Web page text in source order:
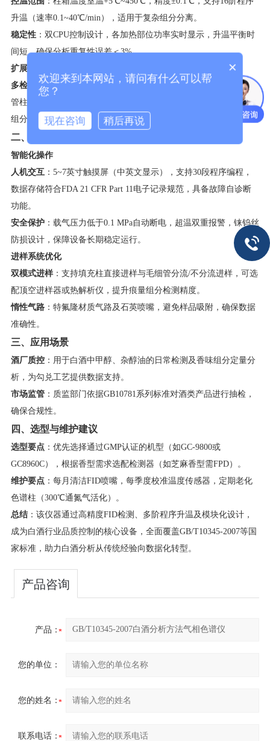
升温（速率0.1~40℃/min），适用于复杂组分分离。
​稳定性​​：双CPU控制设计，各加热部位功率实时显示，升温平衡时
间短，确保分析重复性误差＜3%。
​扩展性​
​多检测器配置​​：可同时安装FID、TCD、FPD等检测器，支持毛细
管柱与填充柱并联分析，适配芝麻香型白酒的3-甲硫基丙醇等特征
组分检测。
​二、关键技术特点​
​智能化操作​
​人机交互​​：5~7英寸触摸屏（中英文显示），支持30段程序编程，
数据存储符合FDA 21 CFR Part 11电子记录规范，具备故障自诊断
功能。
​安全保护​​：载气压力低于0.1 MPa自动断电，超温双重报警，铼钨丝
防损设计，保障设备长期稳定运行。
​进样系统优化​
​双模式进样​​：支持填充柱直接进样与毛细管分流/不分流进样，可选
配顶空进样器或热解析仪，提升痕量组分检测精度。
​惰性气路​​：特氟隆材质气路及石英喷嘴，避免样品吸附，确保数据
准确性。
​三、应用场景​
​酒厂质控​​：用于白酒中甲醇、杂醇油的日常检测及香味组分定量分
析，为勾兑工艺提供数据支持。
​市场监管​​：质监部门依据GB10781系列标准对酒类产品进行抽检，
确保合规性。
​四、选型与维护建议​
​选型要点​​：优先选择通过GMP认证的机型（如GC-9800或
GC8960C），根据香型需求选配检测器（如芝麻香型需FPD）。
​维护要点​​：每月清洁FID喷嘴，每季度校准温度传感器，定期老化
色谱柱（300℃通氮气活化）。
​总结​​：该仪器通过高精度FID检测、多阶程序升温及模块化设计，
成为白酒行业品质控制的核心设备，全面覆盖GB/T10345-2007等国
家标准，助力白酒分析从传统经验向数据化转型。
产品咨询
产品：
您的单位：
您的姓名：
联系电话：
×
欢迎来到本网站，请问有什么可以帮
您？
现在咨询 稍后再说